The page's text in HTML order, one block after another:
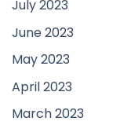
July 2023
June 2023
May 2023
April 2023
March 2023